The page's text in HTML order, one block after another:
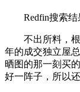
Redfin搜索结
不出所料，根
年的成交独立屋
晒图的那一刻买
好一阵子，所以